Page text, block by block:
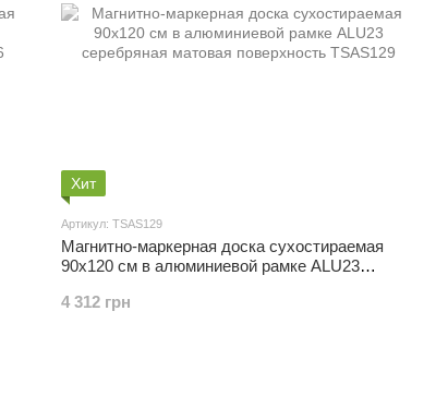
Хит
Артикул: TSAS129
Магнитно-маркерная доска сухостираемая
90x120 см в алюминиевой рамке ALU23
4 312 грн